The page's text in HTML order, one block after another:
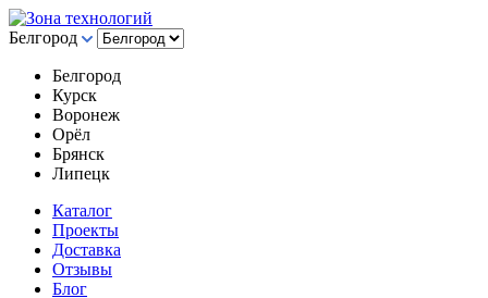
Белгород
Белгород
Курск
Воронеж
Орёл
Брянск
Липецк
Каталог
Проекты
Доставка
Отзывы
Блог